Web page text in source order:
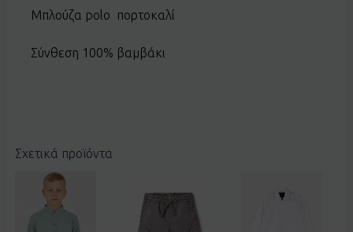
Μπλούζα polo πορτοκαλί
Σύνθεση 100% βαμβάκι
Σχετικά προϊόντα